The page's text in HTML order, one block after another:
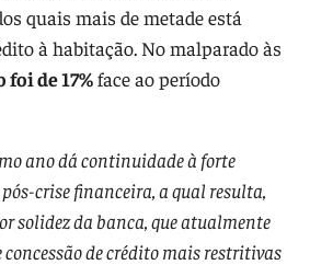
quais mais de metade está
à habitação. No malparado às
foi de 17%face ao período
ano dá continuidade à forte
crise financeira, a qual resulta,
solidez da banca, que atualmente
de crédito mais restritivas